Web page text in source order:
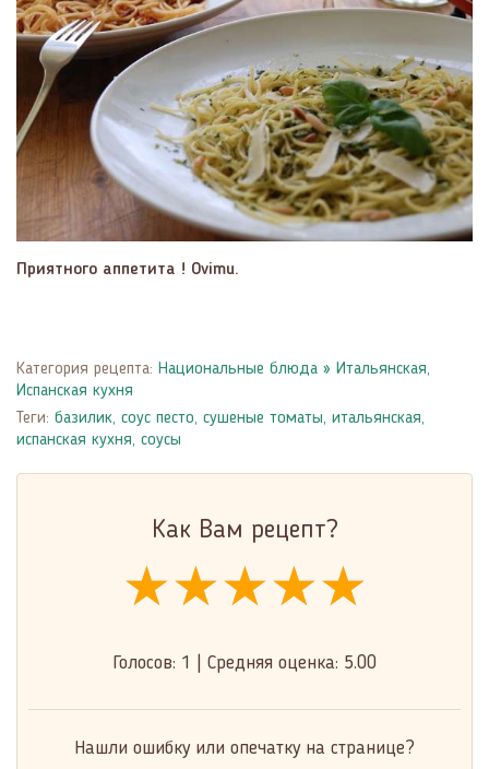
Приятного аппетита ! Ovimu.
Категория рецепта: Национальные блюда » Итальянская,
Испанская кухня
Теги: базилик, соус песто, сушеные томаты, итальянская,
испанская кухня, соусы
Как Вам рецепт?
★★★★★
★★★★★
★★★★★
Голосов: 1 Средняя оценка: 5.00
Нашли ошибку или опечатку на странице?